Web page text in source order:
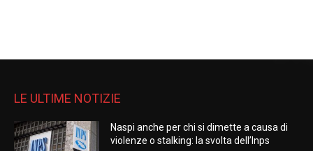
LE ULTIME NOTIZIE
Naspi anche per chi si dimette a causa di
violenze o stalking: la svolta dell’Inps